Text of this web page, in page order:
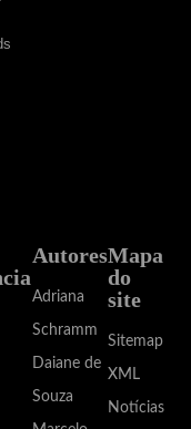
Autores
Adriana
Schramm
Daiane de
Souza
Mapa
do
site
Sitemap
XML
Notícias